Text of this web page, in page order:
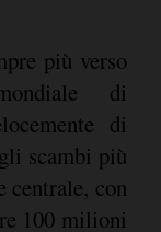
più verso
di
di
scambi più
centrale, con
100 milioni